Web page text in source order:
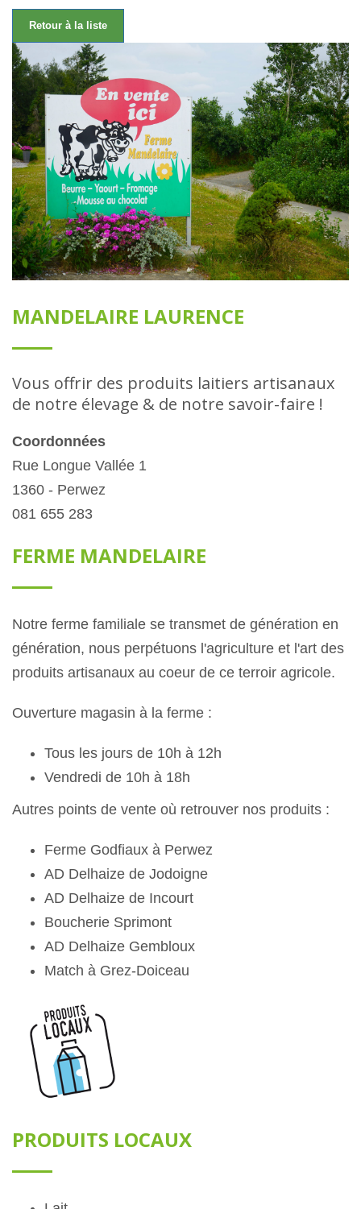
Retour à la liste
MANDELAIRE LAURENCE
Vous offrir des produits laitiers artisanaux
de notre élevage & de notre savoir-faire !
Coordonnées
Rue Longue Vallée 1
1360 - Perwez
081 655 283
FERME MANDELAIRE
Notre ferme familiale se transmet de génération en
génération, nous perpétuons l'agriculture et l'art des
produits artisanaux au coeur de ce terroir agricole.
Ouverture magasin à la ferme :
Tous les jours de 10h à 12h
Vendredi de 10h à 18h
Autres points de vente où retrouver nos produits :
Ferme Godfiaux à Perwez
AD Delhaize de Jodoigne
AD Delhaize de Incourt
Boucherie Sprimont
AD Delhaize Gembloux
Match à Grez-Doiceau
PRODUITS LOCAUX